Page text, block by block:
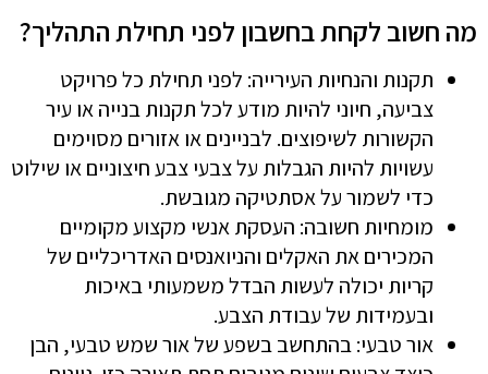
מה חשוב לקחת בחשבון לפני תחילת התהליך?
תקנות והנחיות העירייה: לפני תחילת כל פרויקט
צביעה, חיוני להיות מודע לכל תקנות בנייה או עיר
הקשורות לשיפוצים. לבניינים או אזורים מסוימים
עשויות להיות הגבלות על צבעי צבע חיצוניים או שילוט
כדי לשמור על אסתטיקה מגובשת.
מומחיות חשובה: העסקת אנשי מקצוע מקומיים
המכירים את האקלים והניואנסים האדריכליים של
קריות יכולה לעשות הבדל משמעותי באיכות
ובעמידות של עבודת הצבע.
אור טבעי: בהתחשב בשפע של אור שמש טבעי, הבן